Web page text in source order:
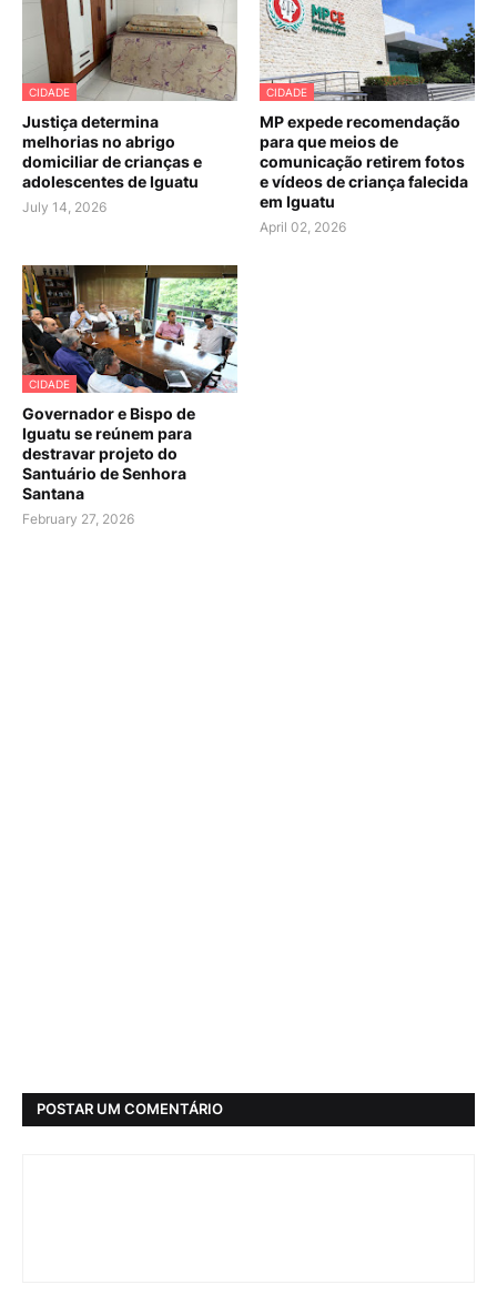
CIDADE
Justiça determina
melhorias no abrigo
domiciliar de crianças e
adolescentes de Iguatu
July 14, 2026
CIDADE
MP expede recomendação
para que meios de
comunicação retirem fotos
e vídeos de criança falecida
em Iguatu
April 02, 2026
CIDADE
Governador e Bispo de
Iguatu se reúnem para
destravar projeto do
Santuário de Senhora
Santana
February 27, 2026
POSTAR UM COMENTÁRIO